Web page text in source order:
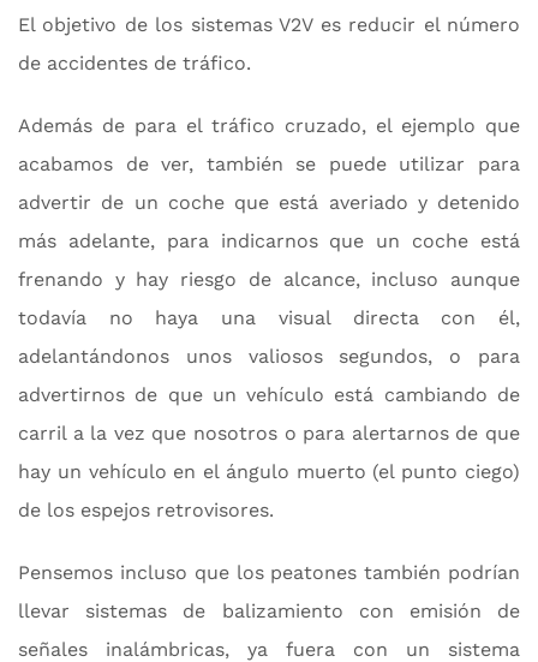
El objetivo de los sistemas V2V es reducir el número
de accidentes de tráfico.
Además de para el tráfico cruzado, el ejemplo que
acabamos de ver, también se puede utilizar para
advertir de un coche que está averiado y detenido
más adelante, para indicarnos que un coche está
frenando y hay riesgo de alcance, incluso aunque
todavía no haya una visual directa con él,
adelantándonos unos valiosos segundos, o para
advertirnos de que un vehículo está cambiando de
carril a la vez que nosotros o para alertarnos de que
hay un vehículo en el ángulo muerto (el punto ciego)
de los espejos retrovisores.
Pensemos incluso que los peatones también podrían
llevar sistemas de balizamiento con emisión de
señales inalámbricas, ya fuera con un sistema